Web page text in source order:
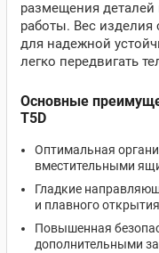
размещения
работы. Вес изделия
для надежной
легко передвигать
Основные
T5D
Оптимальная
вместительными
Гладкие
и плавного
Повышенная
дополнительными